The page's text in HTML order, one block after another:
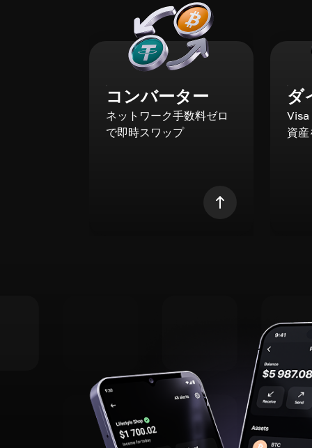
コンバーター
ネットワーク手数料ゼロ
で即時スワップ
ダ
資